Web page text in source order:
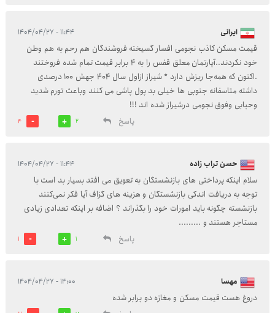
ایرانی ۱۱:۴۴ - ۱۴۰۴/۰۴/۲۷
قیمت مسکن کاذب نجومی افسار گسیخته فروشندگان هم رحم به هم وطن
خود نکردند..آپارتمان معلق قفس را به ۴ برابر قیمت تمام شده فروختند
.اکنون که همه‌جا ریزش دارد * شیراز ازاول سال ۴۰۴ جهش ۱۰۰ درصدی
داشته متاسفانه جنوبی ها خیلی بد پول پاشی می کنند وباعث تورم شدید
وحبابی وفوق نجومی درشیراز شده اند !!!
پاسخ
2
4
حسن تراب زاده ۱۱:۴۴ - ۱۴۰۴/۰۴/۲۷
سلام اینکه پرداختی های بازنشستگان به تعویق می افتد بسیار بد است با
توجه به دریافت اندکی بازنشستگان و هزینه های گزاف آیا فکر نمی‌کنند
بازنشسته چگونه باید امورات خود را بگذراند ؟ اضافه بر اینکه تعدادی زیادی
مستاجر هستند و .........
پاسخ
1
1
مهسا ۱۴:۰۰ - ۱۴۰۴/۰۴/۲۷
دروغ هست قیمت مسکن و مغازه دو برابر شده